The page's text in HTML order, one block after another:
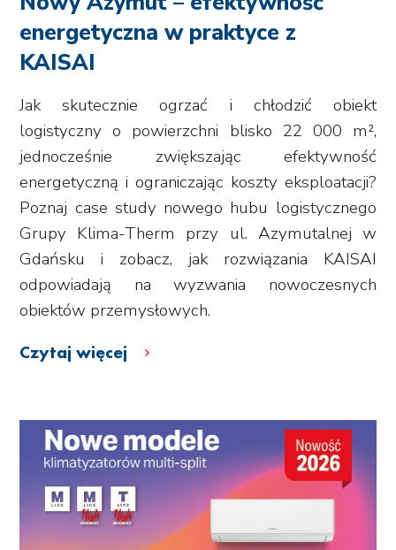
energetyczna w praktyce z
KAISAI
Jak skutecznie ogrzać i chłodzić obiekt
logistyczny o powierzchni blisko 22 000 m²,
jednocześnie zwiększając efektywność
energetyczną i ograniczając koszty eksploatacji?
Poznaj case study nowego hubu logistycznego
Grupy Klima-Therm przy ul. Azymutalnej w
Gdańsku i zobacz, jak rozwiązania KAISAI
odpowiadają na wyzwania nowoczesnych
obiektów przemysłowych.
Czytaj więcej